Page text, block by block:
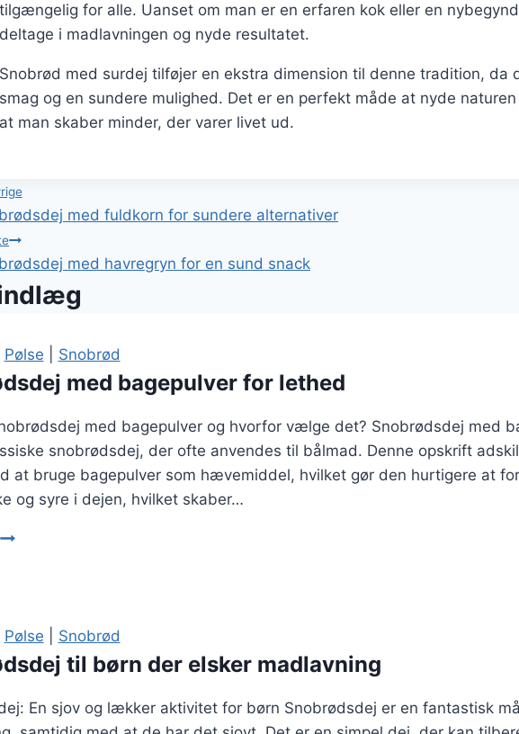
tilgængelig for alle. Uanset om man er en erfaren kok eller en
deltage i madlavningen og nyde resultatet.
Snobrød med surdej tilføjer en ekstra dimension til denne tradition, da
smag og en sundere mulighed. Det er en perfekt måde at nyde
at man skaber minder, der varer livet ud.
med fuldkorn for sundere alternativer
med havregryn for en sund snack
Pølse Snobrød
med bagepulver for lethed
med bagepulver og hvorfor vælge det? Snobrødsdej med
snobrødsdej, der ofte anvendes til bålmad. Denne opskrift
at bruge bagepulver som hævemiddel, hvilket gør den hurtigere at
og syre i dejen, hvilket skaber…
lethed
Pølse Snobrød
til børn der elsker madlavning
En sjov og lækker aktivitet for børn Snobrødsdej er en fantastisk